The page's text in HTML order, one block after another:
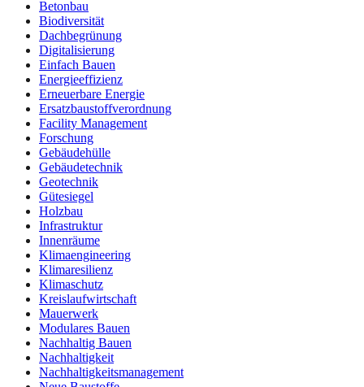
Betonbau
Biodiversität
Dachbegrünung
Digitalisierung
Einfach Bauen
Energieeffizienz
Erneuerbare Energie
Ersatzbaustoffverordnung
Facility Management
Forschung
Gebäudehülle
Gebäudetechnik
Geotechnik
Gütesiegel
Holzbau
Infrastruktur
Innenräume
Klimaengineering
Klimaresilienz
Klimaschutz
Kreislaufwirtschaft
Mauerwerk
Modulares Bauen
Nachhaltig Bauen
Nachhaltigkeit
Nachhaltigkeitsmanagement